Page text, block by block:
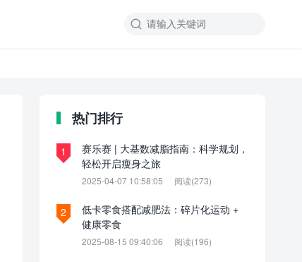

热门排行
1
赛乐赛 | 大基数减脂指南：科学规划，
轻松开启瘦身之旅
2025-04-07 10:58:05 阅读(273)
2
低卡零食搭配减肥法：碎片化运动 +
健康零食
2025-08-15 09:40:06 阅读(196)